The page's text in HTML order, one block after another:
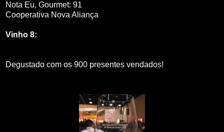
Nota Eu, Gourmet: 91
Cooperativa Nova Aliança
Vinho 8:
Degustado com os 900 presentes vendados!